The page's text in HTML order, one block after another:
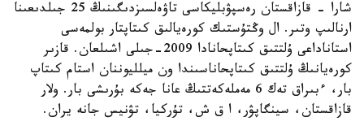
شارا - قازاقستان رەسپۋبليكاسى تاۋەلسىزدىگىنىڭ 25 جىلدىعىنا
ارنالىپ وتىر. ال وڭتۇستىك كورەيالىق كىتاپتار بولمەسى
استاناداعى ۇلتتىق كىتاپحانادا 2009-جىلى اشىلعان. قازىر
كورەيانىڭ ۇلتتىق كىتاپحاناسىندا ون ميلليوننان استام كىتاپ
بار، ءبىراق تەك 6 مەملەكەتتىڭ عانا جەكە بۇرىشى بار. ولار
قازاقستان، سينگاپۋر، ا ق ش، تۇركيا، تۋنيس جانە يران.